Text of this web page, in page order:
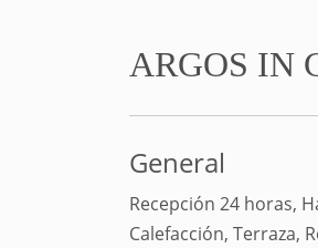
ARGOS IN
General
Recepción 24 horas,
Calefacción, Terraza,